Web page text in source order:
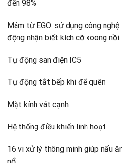
đến 98%
Mâm từ EGO: sử dụng công
động nhận biết kích cỡ xoong nồi
Tự động san điện IC5
Tự động tắt bếp khi để quên
Mặt kính vát cạnh
Hệ thống điều khiển linh hoạt
16 vi xử lý thông minh giúp nấu